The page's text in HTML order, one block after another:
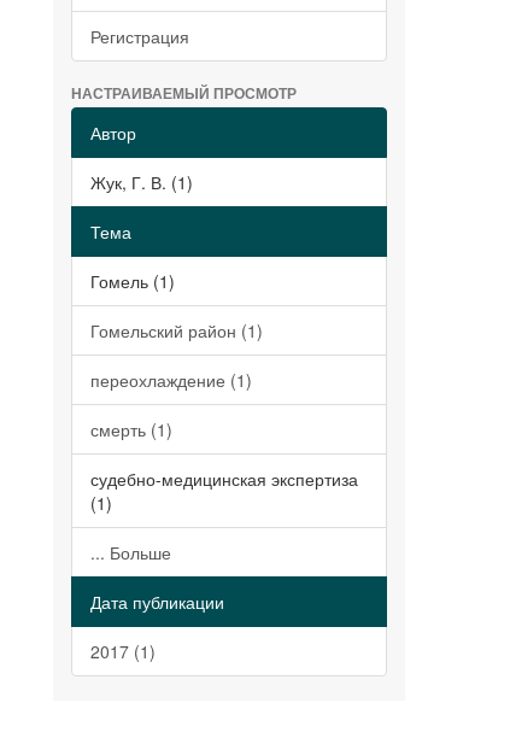
Регистрация
НАСТРАИВАЕМЫЙ ПРОСМОТР
Автор
Жук, Г. В. (1)
Тема
Гомель (1)
Гомельский район (1)
переохлаждение (1)
смерть (1)
судебно-медицинская экспертиза
(1)
... Больше
Дата публикации
2017 (1)